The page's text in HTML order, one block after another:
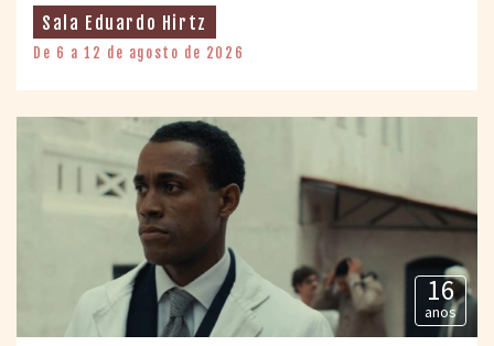
Sala Eduardo Hirtz
De 6 a 12 de agosto de 2026
16
anos